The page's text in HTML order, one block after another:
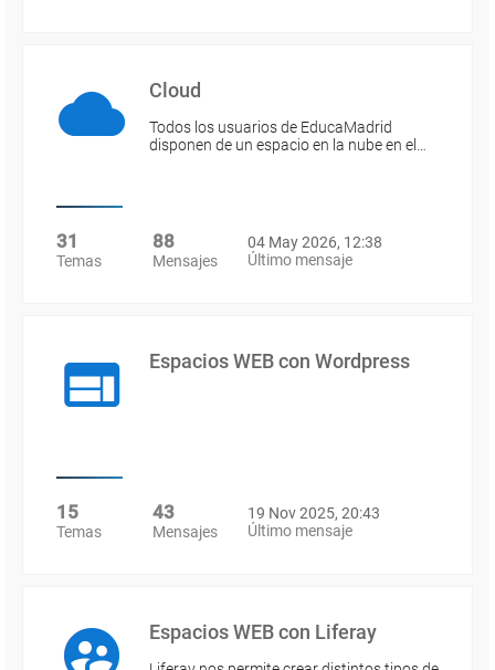
Cloud
Todos los usuarios de EducaMadrid
disponen de un espacio en la nube en el…
31
Temas
88
Mensajes
04 May 2026, 12:38
Último mensaje
Espacios WEB con Wordpress
15
Temas
43
Mensajes
19 Nov 2025, 20:43
Último mensaje
Espacios WEB con Liferay